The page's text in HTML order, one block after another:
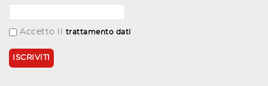
Accetto il trattamento dati